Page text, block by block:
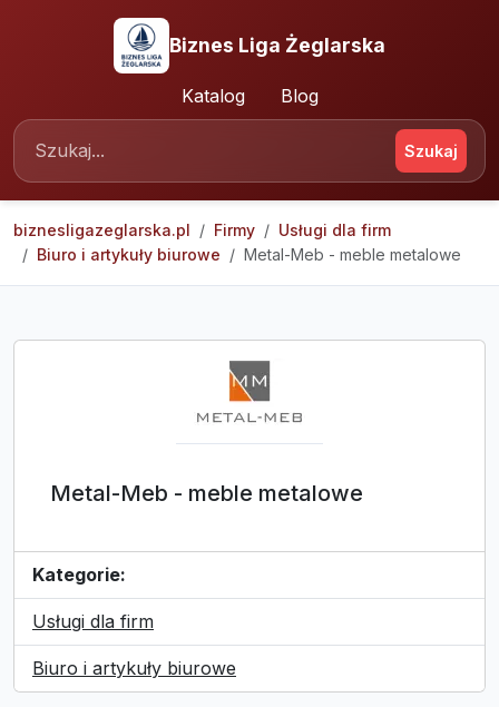
Biznes Liga Żeglarska
Katalog Blog
Szukaj
biznesligazeglarska.pl Firmy
Usługi dla firm
Biuro i artykuły biurowe
Metal-Meb - meble metalowe
Metal-Meb - meble metalowe
Kategorie:
Usługi dla firm
Biuro i artykuły biurowe